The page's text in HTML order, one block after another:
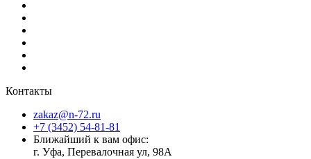
Контакты
zakaz@n-72.ru
+7 (3452) 54-81-81
Ближайший к вам офис:
г. Уфа, Перевалочная ул, 98А